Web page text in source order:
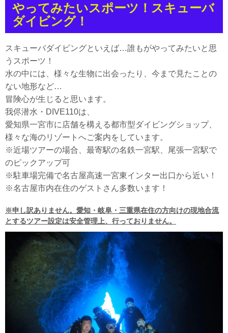
やってみたいスポーツ！スキューバ
ダイビング！
スキューバダイビングといえば…誰もがやってみたいと思
うスポーツ！
水の中には、様々な生物に出会ったり、今まで見たことの
ない地形など…
冒険心が生じると思います。
我侭潜水・DIVE110は、
愛知県一宮市に店舗を構える都市型ダイビングショップ、
様々な海のリゾートへご案内をしています。
※近場ツアーの場合、最寄駅の名鉄一宮駅、尾張一宮駅で
のピックアップ可
※駐車場完備で名古屋高速一宮東インター出口から近い！
※名古屋市内在住のゲストさん多数います！
※申し訳ありません。愛知・岐阜・三重県在住の方向けの現地合流
とするツアー設定は安全管理上、行っておりません。